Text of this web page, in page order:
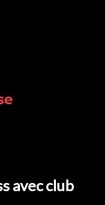
avec club